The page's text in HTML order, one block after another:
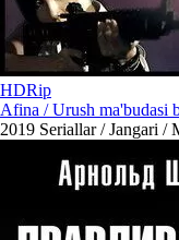
HDRip
Afina / Urush ma'budasi
2019 Seriallar / Jangari /